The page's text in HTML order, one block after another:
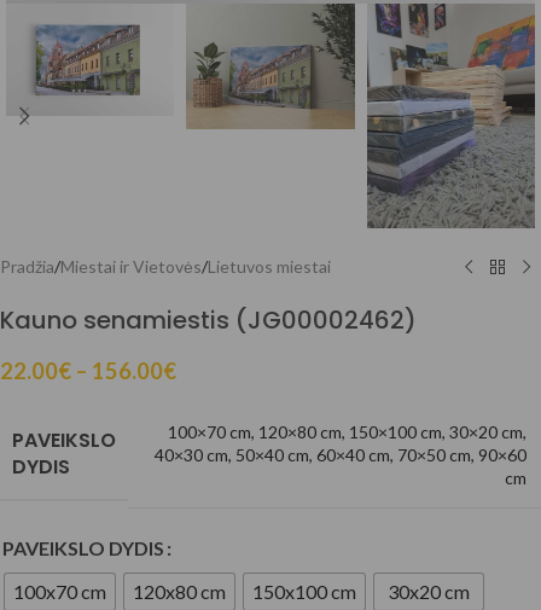
Pradžia/Miestai ir Vietovės/Lietuvos miestai
Kauno senamiestis (JG00002462)
22.00€ – 156.00€
PAVEIKSLO
DYDIS
100×70 cm, 120×80 cm, 150×100 cm, 30×20 cm,
40×30 cm, 50×40 cm, 60×40 cm, 70×50 cm, 90×60
cm
PAVEIKSLO DYDIS
100x70 cm
120x80 cm 150x100 cm
30x20 cm